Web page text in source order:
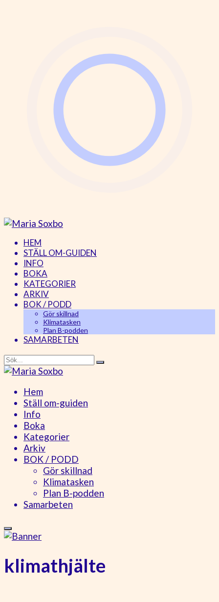
HEM
STÄLL OM-GUIDEN
INFO
BOKA
KATEGORIER
ARKIV
BOK / PODD
Gör skillnad
Klimatasken
Plan B-podden
SAMARBETEN
Hem
Ställ om-guiden
Info
Boka
Kategorier
Arkiv
BOK / PODD
Gör skillnad
Klimatasken
Plan B-podden
Samarbeten
klimathjälte